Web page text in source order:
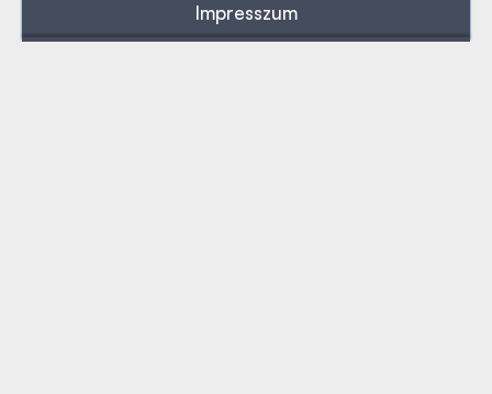
Impresszum